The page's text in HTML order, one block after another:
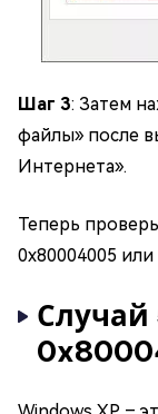
Шаг 3: Затем
файлы» после
Интернета».
Теперь
0x80004005 или